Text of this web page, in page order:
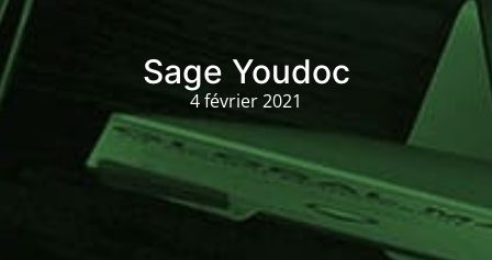
Sage Youdoc
4 février 2021